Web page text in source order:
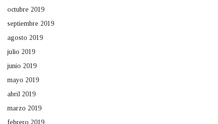
octubre 2019
septiembre 2019
agosto 2019
julio 2019
junio 2019
mayo 2019
abril 2019
marzo 2019
febrero 2019